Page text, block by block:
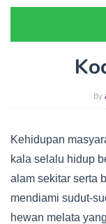
By
Kehidupan
kala selalu hidup
alam sekitar serta
mendiami sudut-
hewan melata